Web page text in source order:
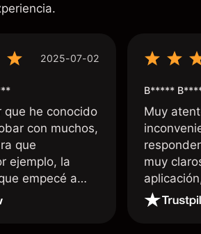
2025-07-02
que he conocido
con muchos,
que
ejemplo, la
empecé a
la llegada de mi
a mi cuenta
B*****
Muy
muy